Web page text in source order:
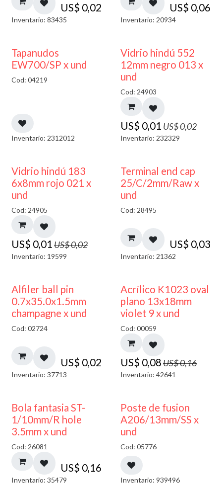
US$ 0,02
Inventario: 83435
US$ 0,06
Inventario: 20934
50% DESCUENTO
Tapanudos
EW700/SP x und
Cod: 04219
Inventario: 2312012
40% DESCUENTO
Vidrio hindú 552
12mm negro 013 x
und
Cod: 24903
US$ 0,01US$0,02
Inventario: 232329
40% DESCUENTO
Vidrio hindú 183
6x8mm rojo 021 x
und
Cod: 24905
US$ 0,01US$0,02
Inventario: 19599
Terminal end cap
25/C/2mm/Raw x
und
Cod: 28495
US$ 0,03
Inventario: 21362
Alfiler ball pin
0.7x35.0x1.5mm
champagne x und
Cod: 02724
US$ 0,02
Inventario: 37713
50% DESCUENTO
Acrílico K1023 oval
plano 13x18mm
violet 9 x und
Cod: 00059
US$ 0,08US$0,16
Inventario: 42641
Bola fantasia ST-
1/10mm/R hole
3.5mm x und
Cod: 26081
US$ 0,16
Inventario: 35479
Poste de fusion
A206/13mm/SS x
und
Cod: 05776
Inventario: 939496